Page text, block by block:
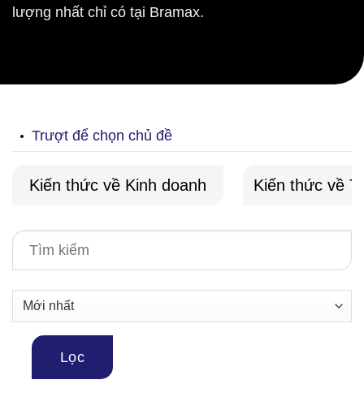
lượng nhất chỉ có tại Bramax.
Trượt để chọn chủ đề
Kiến thức về Kinh doanh Kiến thức về